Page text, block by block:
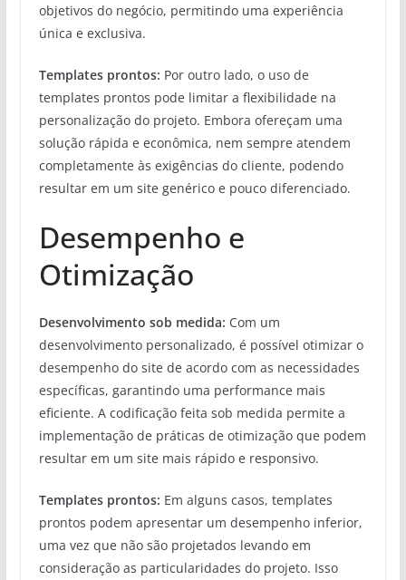
objetivos do negócio, permitindo uma experiência
única e exclusiva.
Templates prontos: Por outro lado, o uso de
templates prontos pode limitar a flexibilidade na
personalização do projeto. Embora ofereçam uma
solução rápida e econômica, nem sempre atendem
completamente às exigências do cliente, podendo
resultar em um site genérico e pouco diferenciado.
Desempenho e
Otimização
Desenvolvimento sob medida: Com um
desenvolvimento personalizado, é possível otimizar o
desempenho do site de acordo com as necessidades
específicas, garantindo uma performance mais
eficiente. A codificação feita sob medida permite a
implementação de práticas de otimização que podem
resultar em um site mais rápido e responsivo.
Templates prontos: Em alguns casos, templates
prontos podem apresentar um desempenho inferior,
uma vez que não são projetados levando em
consideração as particularidades do projeto. Isso